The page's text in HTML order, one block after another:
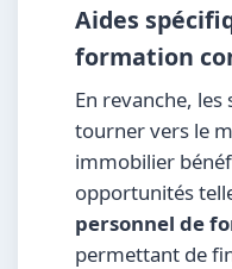
Aides
formation
En revanche,
tourner vers le
immobilier
opportunités
personnel de
permettant de